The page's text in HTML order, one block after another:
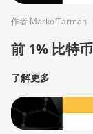
作者 Marko Tarman
前 1% 比特
了解更多